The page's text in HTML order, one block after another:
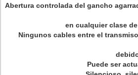
Abertura controlada del gancho
en cualquier clase
Ningunos cables entre el
Puede ser